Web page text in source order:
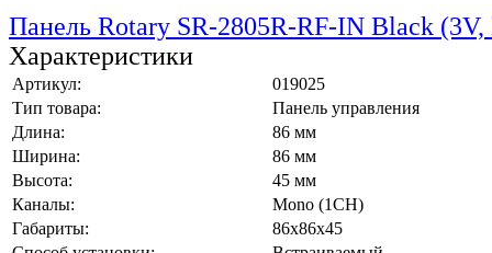
Панель Rotary SR-2805R-RF-IN Black
Характеристики
Артикул:
019025
Тип товара:
Панель управления
Длина:
86 мм
Ширина:
86 мм
Высота:
45 мм
Каналы:
Mono (1CH)
Габариты:
86x86x45